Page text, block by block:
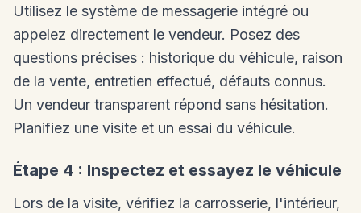
Utilisez le système de messagerie intégré ou
appelez directement le vendeur. Posez des
questions précises : historique du véhicule, raison
de la vente, entretien effectué, défauts connus.
Un vendeur transparent répond sans hésitation.
Planifiez une visite et un essai du véhicule.
Étape 4 : Inspectez et essayez le véhicule
Lors de la visite, vérifiez la carrosserie, l'intérieur,